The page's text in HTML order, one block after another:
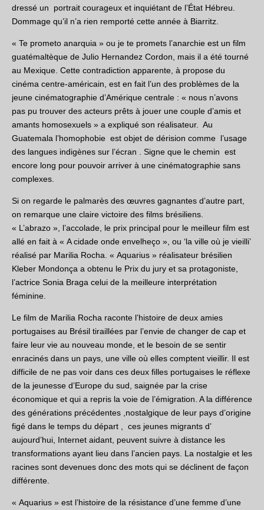
dressé un portrait courageux et inquiétant de l’État Hébreu.
Dommage qu’il n’a rien remporté cette année à Biarritz.
« Te prometo anarquia » ou je te promets l’anarchie est un film
guatémaltèque de Julio Hernandez Cordon, mais il a été tourné
au Mexique. Cette contradiction apparente, à propose du
cinéma centre-américain, est en fait l’un des problèmes de la
jeune cinématographie d’Amérique centrale : « nous n’avons
pas pu trouver des acteurs prêts à jouer une couple d’amis et
amants homosexuels » a expliqué son réalisateur. Au
Guatemala l’homophobie est objet de dérision comme l’usage
des langues indigènes sur l’écran . Signe que le chemin est
encore long pour pouvoir arriver à une cinématographie sans
complexes.
Si on regarde le palmarès des œuvres gagnantes d’autre part,
on remarque une claire victoire des films brésiliens.
« L’abrazo », l’accolade, le prix principal pour le meilleur film est
allé en fait à « A cidade onde envelheço », ou ‘la ville où je vieilli’
réalisé par Marilia Rocha. « Aquarius » réalisateur brésilien
Kleber Mondonça a obtenu le Prix du jury et sa protagoniste,
l’actrice Sonia Braga celui de la meilleure interprétation
féminine.
Le film de Marilia Rocha raconte l’histoire de deux amies
portugaises au Brésil tiraillées par l’envie de changer de cap et
faire leur vie au nouveau monde, et le besoin de se sentir
enracinés dans un pays, une ville où elles comptent vieillir. Il est
difficile de ne pas voir dans ces deux filles portugaises le réflexe
de la jeunesse d’Europe du sud, saignée par la crise
économique et qui a repris la voie de l’émigration. A la différence
des générations précédentes ,nostalgique de leur pays d’origine
figé dans le temps du départ , ces jeunes migrants d’
aujourd’hui, Internet aidant, peuvent suivre à distance les
transformations ayant lieu dans l’ancien pays. La nostalgie et les
racines sont devenues donc des mots qui se déclinent de façon
différente.
« Aquarius » est l’histoire de la résistance d’une femme d’une